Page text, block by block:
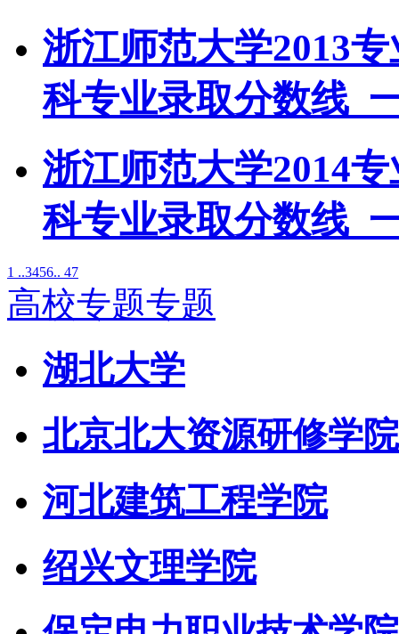
浙江师范大学2013
科专业录取分数线_
浙江师范大学2014
科专业录取分数线_
1 ..3456.. 47
高校专题专题
湖北大学
北京北大资源研修学院
河北建筑工程学院
绍兴文理学院